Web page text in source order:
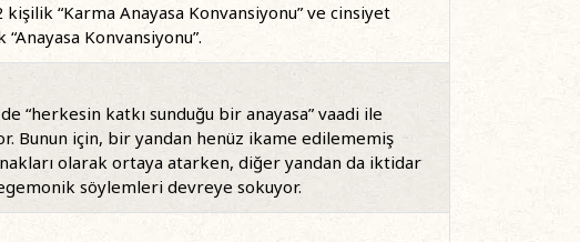
“Karma Anayasa Konvansiyonu” ve cinsiyet
Konvansiyonu”.
“herkesin katkı sunduğu bir anayasa” vaadi ile
Bunun için, bir yandan henüz ikame edilememiş
olarak ortaya atarken, diğer yandan da iktidar
söylemleri devreye sokuyor.